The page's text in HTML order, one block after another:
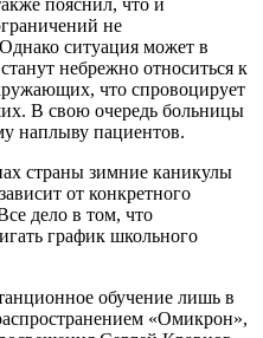
части сотрудников на
организации Герман Греф
(30%) уже работала в
на удаленку
Таким образом, половина
исполнять трудовые
организации
По их мнению, он очень
и экономической
сейчас, до того времени,
меры.